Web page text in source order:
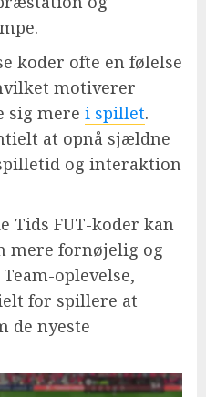
koder ofte en følelse
motiverer
sig mere i spillet.
at opnå sjældne
og interaktion
Tids FUT-koder kan
mere fornøjelig og
oplevelse,
for spillere at
de nyeste